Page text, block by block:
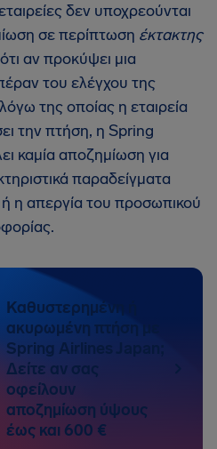
δεν υποχρεούνται
σε περίπτωση έκτακτης
αν προκύψει μια
του ελέγχου της
της οποίας η εταιρεία
την πτήση, η Spring
καμία αποζημίωση για
παραδείγματα
η απεργία του προσωπικού
Καθυστερημένη ή
ακυρωμένη πτήση με
Spring Airlines Japan;
Δείτε αν σας
οφείλουν
αποζημίωση ύψους
έως και 600 €